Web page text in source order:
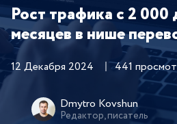
Рост трафика с 2 000
месяцев в нише
12 Декабря 2024 441
Dmytro Kovshun
Редактор, писатель